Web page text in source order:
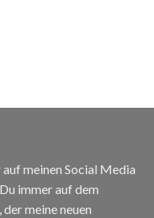
meinen Social Media
immer auf dem
meine neuen